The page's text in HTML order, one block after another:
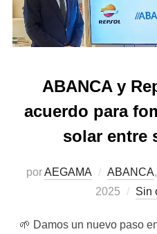
ABANCA y
acuerdo para
solar entre
porAEGAMA ABANCA,
2025
Sin
🌱 Damos un nuevo paso